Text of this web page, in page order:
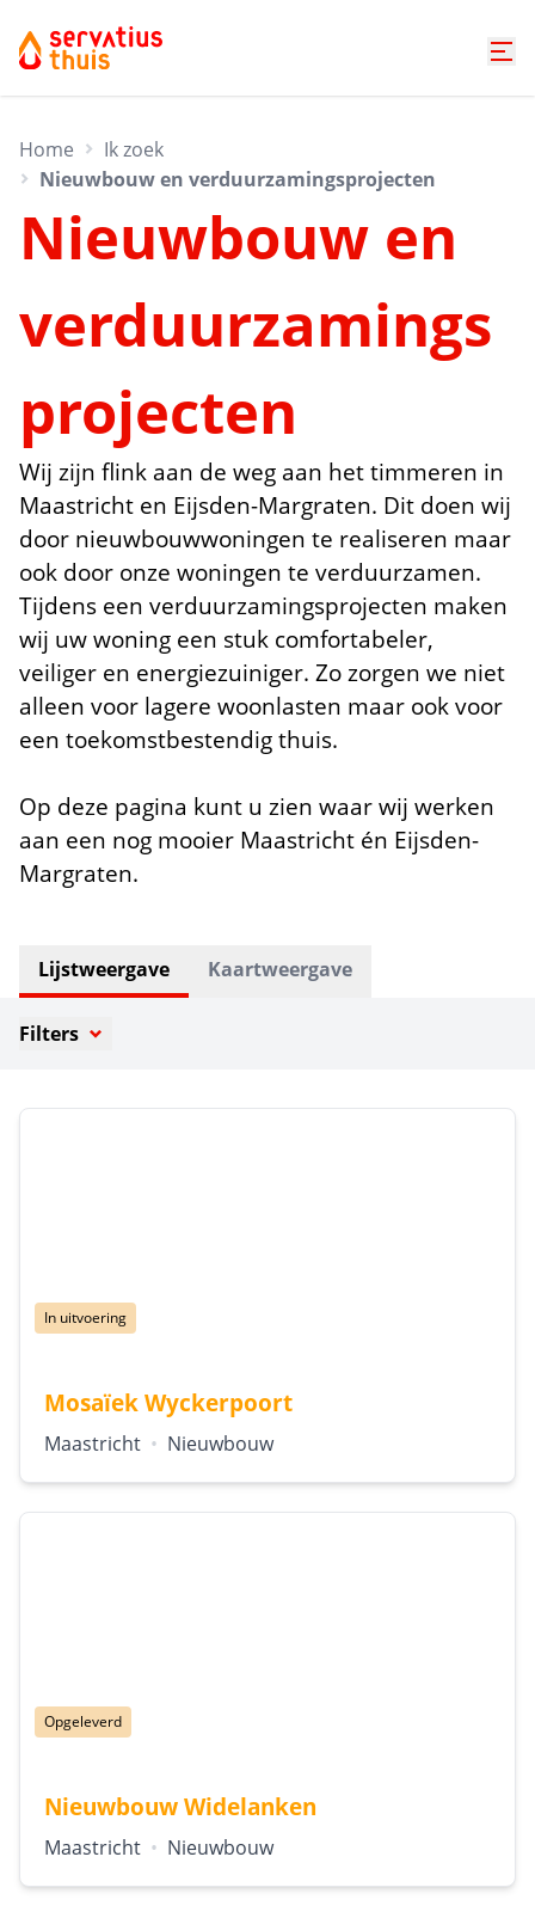
Home
Ik zoek
Nieuwbouw en verduurzamingsprojecten
Nieuwbouw en
verduurzamings
projecten
Wij zijn flink aan de weg aan het timmeren in
Maastricht en Eijsden-Margraten. Dit doen wij
door nieuwbouwwoningen te realiseren maar
ook door onze woningen te verduurzamen.
Tijdens een verduurzamingsprojecten maken
wij uw woning een stuk comfortabeler,
veiliger en energiezuiniger. Zo zorgen we niet
alleen voor lagere woonlasten maar ook voor
een toekomstbestendig thuis.
Op deze pagina kunt u zien waar wij werken
aan een nog mooier Maastricht én Eijsden-
Margraten.
Lijstweergave Kaartweergave
Filters
Status:
In uitvoering
Mosaïek Wyckerpoort
Locatie:
Maastricht • Type:
Nieuwbouw
Status:
Opgeleverd
Nieuwbouw Widelanken
Locatie:
Maastricht • Type:
Nieuwbouw